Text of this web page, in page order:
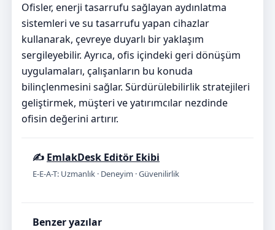
Ofisler, enerji tasarrufu sağlayan aydınlatma
sistemleri ve su tasarrufu yapan cihazlar
kullanarak, çevreye duyarlı bir yaklaşım
sergileyebilir. Ayrıca, ofis içindeki geri dönüşüm
uygulamaları, çalışanların bu konuda
bilinçlenmesini sağlar. Sürdürülebilirlik stratejileri
geliştirmek, müşteri ve yatırımcılar nezdinde
ofisin değerini artırır.
✍️ EmlakDesk Editör Ekibi
E-E-A-T: Uzmanlık · Deneyim · Güvenilirlik
Benzer yazılar